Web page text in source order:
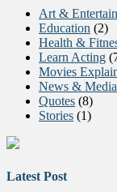
Art &
Education (2)
Health &
Learn Acting
Movies
News & Media
Quotes (8)
Stories (1)
Latest Post